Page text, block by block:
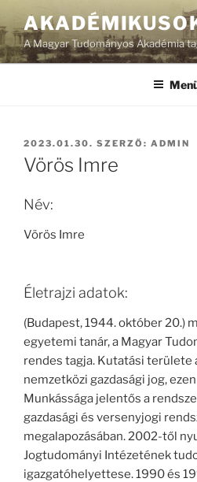
A Magyar Tudományos Akadémia
BEKÜLDVE:
2023.01.30. SZERZŐ: ADMIN
Vörös Imre
Név:
Vörös Imre
Életrajzi adatok:
(Budapest, 1944. október 20.)
egyetemi tanár, a Magyar
rendes tagja. Kutatási területe
nemzetközi gazdasági jog,
Munkássága jelentős a
gazdasági és versenyjogi
megalapozásában. 2002-től
Jogtudományi Intézetének
igazgatóhelyettese. 1990 és